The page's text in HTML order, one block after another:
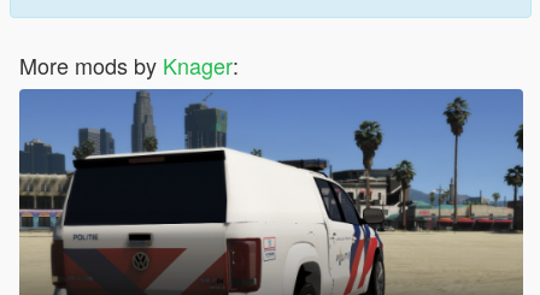
More mods by Knager: